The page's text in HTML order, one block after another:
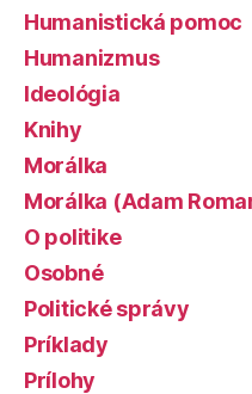
Humanistická pomoc
Humanizmus
Ideológia
Knihy
Morálka
Morálka (Adam
O politike
Osobné
Politické správy
Príklady
Prílohy